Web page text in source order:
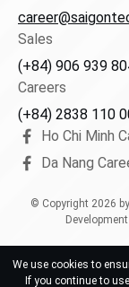
Sales
(+84) 906 939
Careers
(+84) 2838 110
Ho Chi Minh
Da Nang
© Copyright 2026
We use cookies to
If you continue to